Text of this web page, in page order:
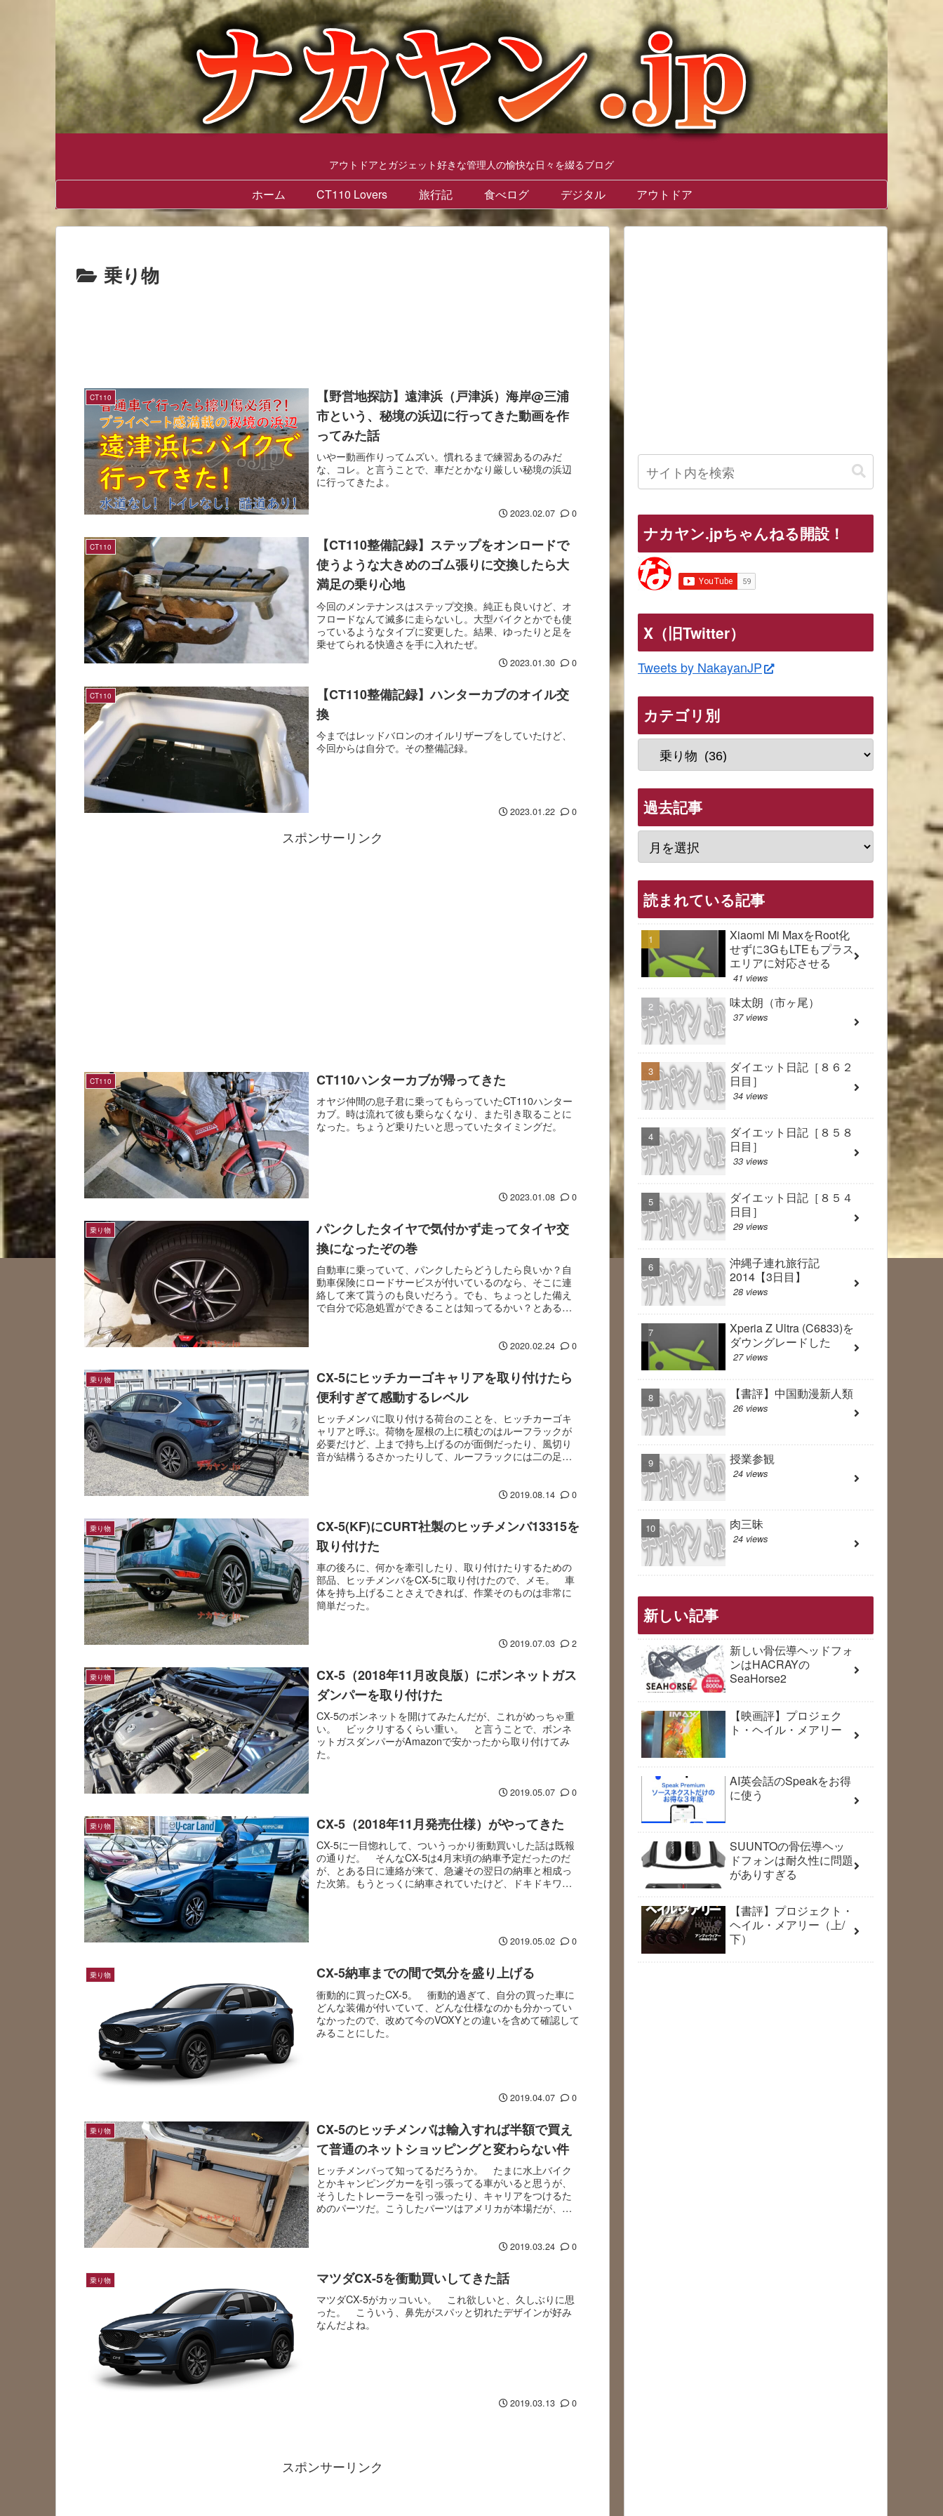
アウトドアとガジェット好きな管理人の愉快な日々を綴るブログ
ホーム CT110 Lovers 旅行記 食べログ デジタル アウトドア
乗り物
CT110
【野営地探訪】遠津浜（戸津浜）海岸@三浦
市という、秘境の浜辺に行ってきた動画を作
ってみた話
いやー動画作りってムズい。慣れるまで練習あるのみだ
な、コレ。と言うことで、車だとかなり厳しい秘境の浜辺
に行ってきたよ。
2023.02.07 0
CT110
【CT110整備記録】ステップをオンロードで
使うような大きめのゴム張りに交換したら大
満足の乗り心地
今回のメンテナンスはステップ交換。純正も良いけど、オ
フロードなんて滅多に走らないし。大型バイクとかでも使
っているようなタイプに変更した。結果、ゆったりと足を
乗せてられる快適さを手に入れたぜ。
2023.01.30 0
CT110
【CT110整備記録】ハンターカブのオイル交
換
今まではレッドバロンのオイルリザーブをしていたけど、
今回からは自分で。その整備記録。
2023.01.22 0
スポンサーリンク
CT110 CT110ハンターカブが帰ってきた
オヤジ仲間の息子君に乗ってもらっていたCT110ハンター
カブ。時は流れて彼も乗らなくなり、また引き取ることに
なった。ちょうど乗りたいと思っていたタイミングだ。
2023.01.08 0
乗り物
パンクしたタイヤで気付かず走ってタイヤ交
換になったぞの巻
自動車に乗っていて、パンクしたらどうしたら良いか？自
動車保険にロードサービスが付いているのなら、そこに連
絡して来て貰うのも良いだろう。でも、ちょっとした備え
で自分で応急処置ができることは知ってるかい？とある寒
2020.02.24 0
乗り物
CX-5にヒッチカーゴキャリアを取り付けたら
便利すぎて感動するレベル
ヒッチメンバに取り付ける荷台のことを、ヒッチカーゴキ
ャリアと呼ぶ。荷物を屋根の上に積むのはルーフラックが
必要だけど、上まで持ち上げるのが面倒だったり、風切り
音が結構うるさかったりして、ルーフラックには二の足を
2019.08.14 0
乗り物
CX-5(KF)にCURT社製のヒッチメンバ13315を
取り付けた
車の後ろに、何かを牽引したり、取り付けたりするための
部品、ヒッチメンバをCX-5に取り付けたので、メモ。 車
体を持ち上げることさえできれば、作業そのものは非常に
簡単だった。
2019.07.03 2
乗り物
CX-5（2018年11月改良版）にボンネットガス
ダンパーを取り付けた
CX-5のボンネットを開けてみたんだが、これがめっちゃ重
い。 ビックリするくらい重い。 と言うことで、ボンネ
ットガスダンパーがAmazonで安かったから取り付けてみ
た。
2019.05.07 0
乗り物 CX-5（2018年11月発売仕様）がやってきた
CX-5に一目惚れして、ついうっかり衝動買いした話は既報
の通りだ。 そんなCX-5は4月末頃の納車予定だったのだ
が、とある日に連絡が来て、急遽その翌日の納車と相成っ
た次第。もうとっくに納車されていたけど、ドキドキワク
2019.05.02 0
乗り物 CX-5納車までの間で気分を盛り上げる
衝動的に買ったCX-5。 衝動的過ぎて、自分の買った車に
どんな装備が付いていて、どんな仕様なのかも分かってい
なかったので、改めて今のVOXYとの違いを含めて確認して
みることにした。
2019.04.07 0
乗り物
CX-5のヒッチメンバは輸入すれば半額で買え
て普通のネットショッピングと変わらない件
ヒッチメンバって知ってるだろうか。 たまに水上バイク
とかキャンピングカーを引っ張ってる車がいると思うが、
そうしたトレーラーを引っ張ったり、キャリアをつけるた
めのパーツだ。こうしたパーツはアメリカが本場だが、日
2019.03.24 0
乗り物 マツダCX-5を衝動買いしてきた話
マツダCX-5がカッコいい。 これ欲しいと、久しぶりに思
った。 こういう、鼻先がスパッと切れたデザインが好み
なんだよね。
2019.03.13 0
スポンサーリンク
ナカヤン.jpちゃんねる開設！
X（旧Twitter）
Tweets by NakayanJP
カテゴリ別
過去記事
読まれている記事
Xiaomi Mi MaxをRoot化
せずに3GもLTEもプラス
エリアに対応させる
41 views
味太朗（市ヶ尾）
37 views
ダイエット日記［８６２
日目］
34 views
ダイエット日記［８５８
日目］
33 views
ダイエット日記［８５４
日目］
29 views
沖縄子連れ旅行記
2014【3日目】
28 views
Xperia Z Ultra (C6833)を
ダウングレードした
27 views
【書評】中国動漫新人類
26 views
授業参観
24 views
肉三昧
24 views
新しい記事
新しい骨伝導ヘッドフォ
ンはHACRAYの
SeaHorse2
【映画評】プロジェク
ト・ヘイル・メアリー
AI英会話のSpeakをお得
に使う
SUUNTOの骨伝導ヘッ
ドフォンは耐久性に問題
がありすぎる
【書評】プロジェクト・
ヘイル・メアリー（上/
下）